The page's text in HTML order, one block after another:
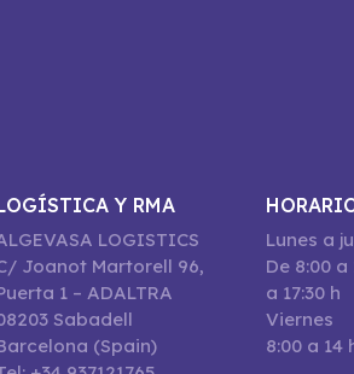
Y RMA
LOGISTICS
Joanot Martorell 96,
1 – ADALTRA
Sabadell
(Spain)
Lunes a
De 8:00 a
a 17:30 h
Viernes
8:00 a 14